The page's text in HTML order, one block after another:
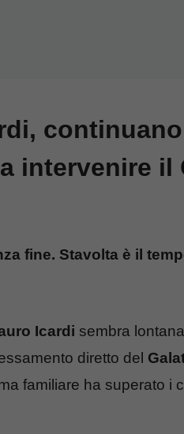
intervenire il
fine. Stavolta è il
Icardi sembra
diretto del
familiare ha superato i